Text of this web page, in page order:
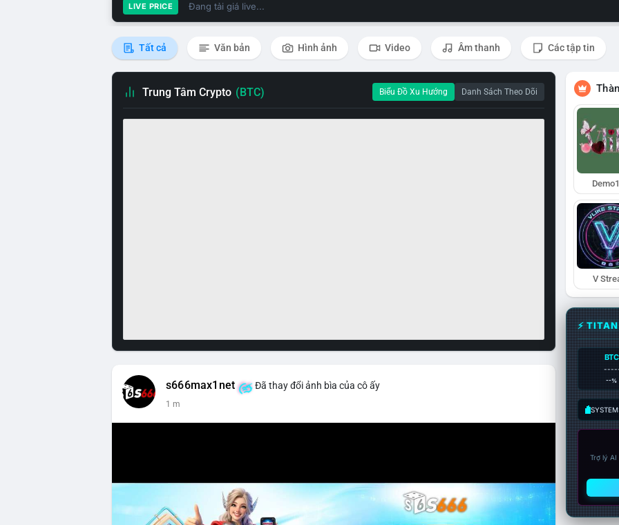
LIVE PRICE Đang tải giá live...
Tất cả Văn bản Hình ảnh Video Âm thanh Các tập tin
Trung Tâm Crypto (BTC) Biểu Đồ Xu Hướng Danh Sách Theo Dõi
s666max1net Đã thay đổi ảnh bìa của cô ấy
1 m
V
⚡
BTC
--%
Trợ lý